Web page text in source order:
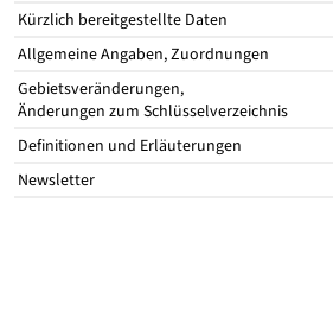
Kürzlich bereitgestellte Daten
Allgemeine Angaben, Zuordnungen
Gebietsveränderungen,
Änderungen zum Schlüsselverzeichnis
Definitionen und Erläuterungen
Newsletter